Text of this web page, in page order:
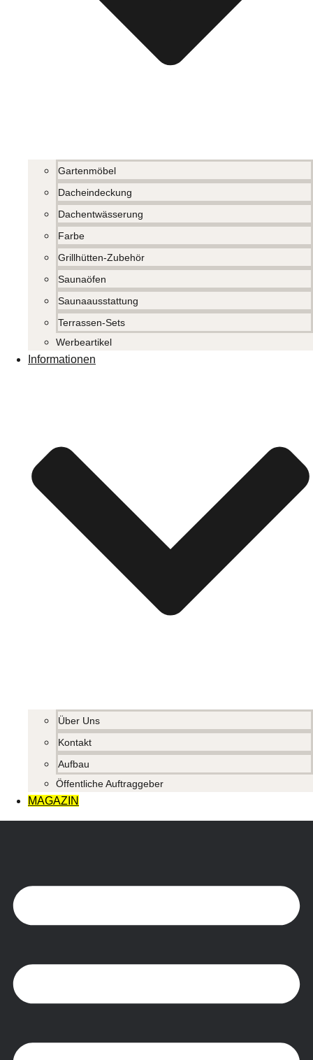
Gartenmöbel
Dacheindeckung
Dachentwässerung
Farbe
Grillhütten-Zubehör
Saunaöfen
Saunaausstattung
Terrassen-Sets
Werbeartikel
Informationen
Über Uns
Kontakt
Aufbau
Öffentliche Auftraggeber
MAGAZIN